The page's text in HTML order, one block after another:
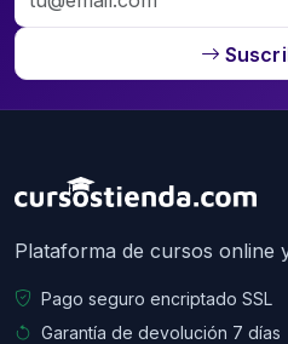
Plataforma de cursos online
Pago seguro encriptado SSL
Garantía de devolución 7 días